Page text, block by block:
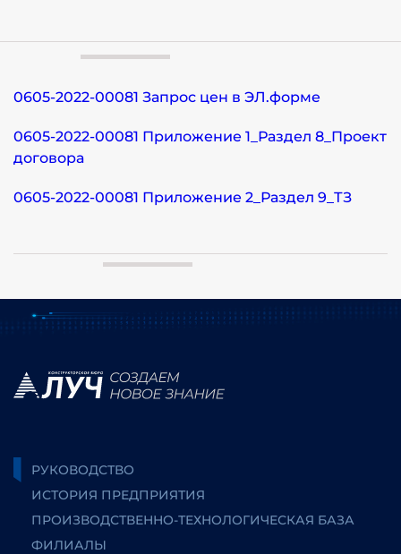
0605-2022-00081 Запрос цен в ЭЛ.форме
0605-2022-00081 Приложение 1_Раздел 8_Проект
договора
0605-2022-00081 Приложение 2_Раздел 9_ТЗ
РУКОВОДСТВО
ИСТОРИЯ ПРЕДПРИЯТИЯ
ПРОИЗВОДСТВЕННО-ТЕХНОЛОГИЧЕСКАЯ БАЗА
ФИЛИАЛЫ